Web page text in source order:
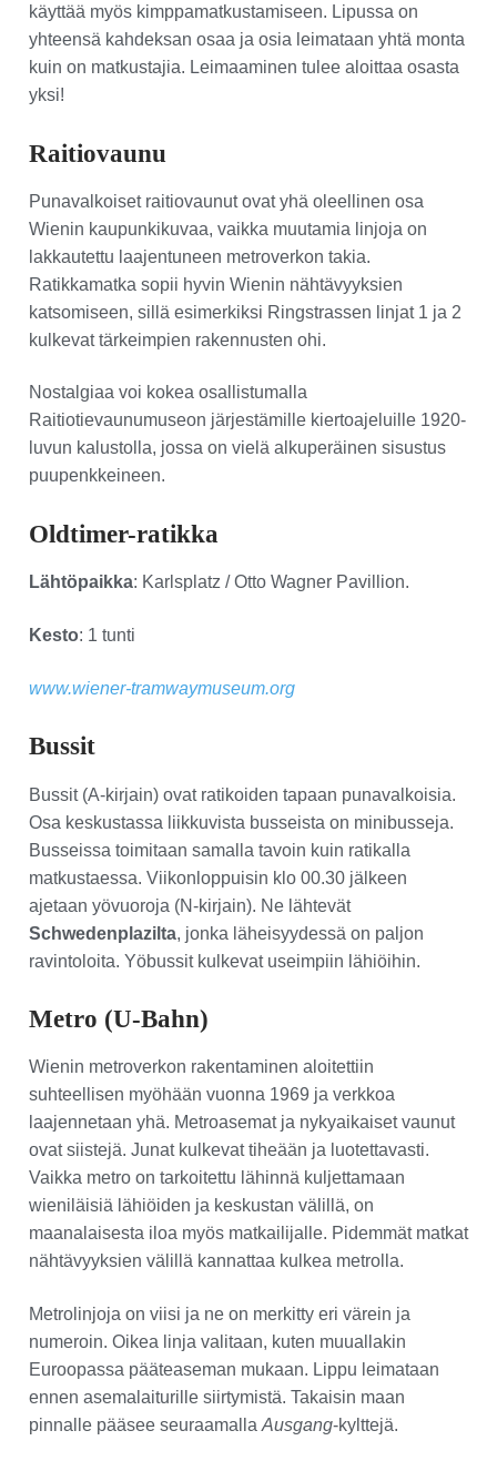
käyttää myös kimppamatkustamiseen. Lipussa on
yhteensä kahdeksan osaa ja osia leimataan yhtä monta
kuin on matkustajia. Leimaaminen tulee aloittaa osasta
yksi!
Raitiovaunu
Punavalkoiset raitiovaunut ovat yhä oleellinen osa
Wienin kaupunkikuvaa, vaikka muutamia linjoja on
lakkautettu laajentuneen metroverkon takia.
Ratikkamatka sopii hyvin Wienin nähtävyyksien
katsomiseen, sillä esimerkiksi Ringstrassen linjat 1 ja 2
kulkevat tärkeimpien rakennusten ohi.
Nostalgiaa voi kokea osallistumalla
Raitiotievaunumuseon järjestämille kiertoajeluille 1920-
luvun kalustolla, jossa on vielä alkuperäinen sisustus
puupenkkeineen.
Oldtimer-ratikka
Lähtöpaikka: Karlsplatz / Otto Wagner Pavillion.
Kesto: 1 tunti
www.wiener-tramwaymuseum.org
Bussit
Bussit (A-kirjain) ovat ratikoiden tapaan punavalkoisia.
Osa keskustassa liikkuvista busseista on minibusseja.
Busseissa toimitaan samalla tavoin kuin ratikalla
matkustaessa. Viikonloppuisin klo 00.30 jälkeen
ajetaan yövuoroja (N-kirjain). Ne lähtevät
Schwedenplazilta, jonka läheisyydessä on paljon
ravintoloita. Yöbussit kulkevat useimpiin lähiöihin.
Metro (U-Bahn)
Wienin metroverkon rakentaminen aloitettiin
suhteellisen myöhään vuonna 1969 ja verkkoa
laajennetaan yhä. Metroasemat ja nykyaikaiset vaunut
ovat siistejä. Junat kulkevat tiheään ja luotettavasti.
Vaikka metro on tarkoitettu lähinnä kuljettamaan
wieniläisiä lähiöiden ja keskustan välillä, on
maanalaisesta iloa myös matkailijalle. Pidemmät matkat
nähtävyyksien välillä kannattaa kulkea metrolla.
Metrolinjoja on viisi ja ne on merkitty eri värein ja
numeroin. Oikea linja valitaan, kuten muuallakin
Euroopassa pääteaseman mukaan. Lippu leimataan
ennen asemalaiturille siirtymistä. Takaisin maan
pinnalle pääsee seuraamalla Ausgang-kylttejä.